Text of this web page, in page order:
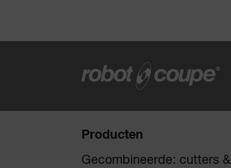
Producten
Gecombineerde: cutters &